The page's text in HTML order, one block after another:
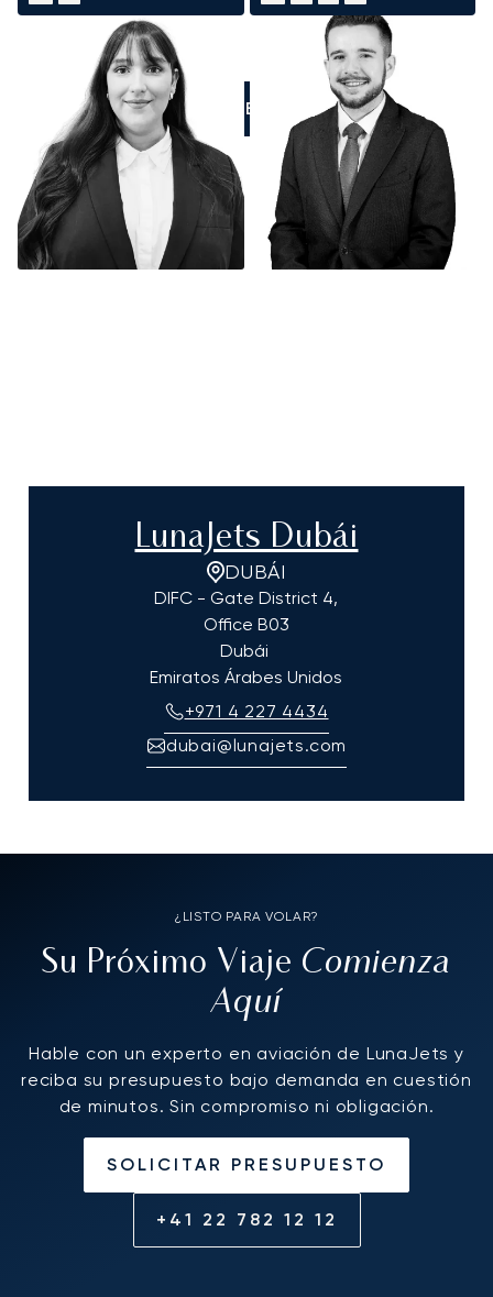
LLÁMENOS
LunaJets Dubái
DUBÁI
DIFC - Gate District 4,
Office B03
Dubái
Emiratos Árabes Unidos
+971 4 227 4434
dubai@lunajets.com
¿LISTO PARA VOLAR?
Su Próximo Viaje Comienza
Aquí
Hable con un experto en aviación de LunaJets y
reciba su presupuesto bajo demanda en cuestión
de minutos. Sin compromiso ni obligación.
SOLICITAR PRESUPUESTO
+41 22 782 12 12